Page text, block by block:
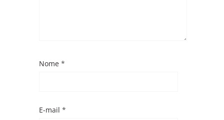
Nome *
E-mail *